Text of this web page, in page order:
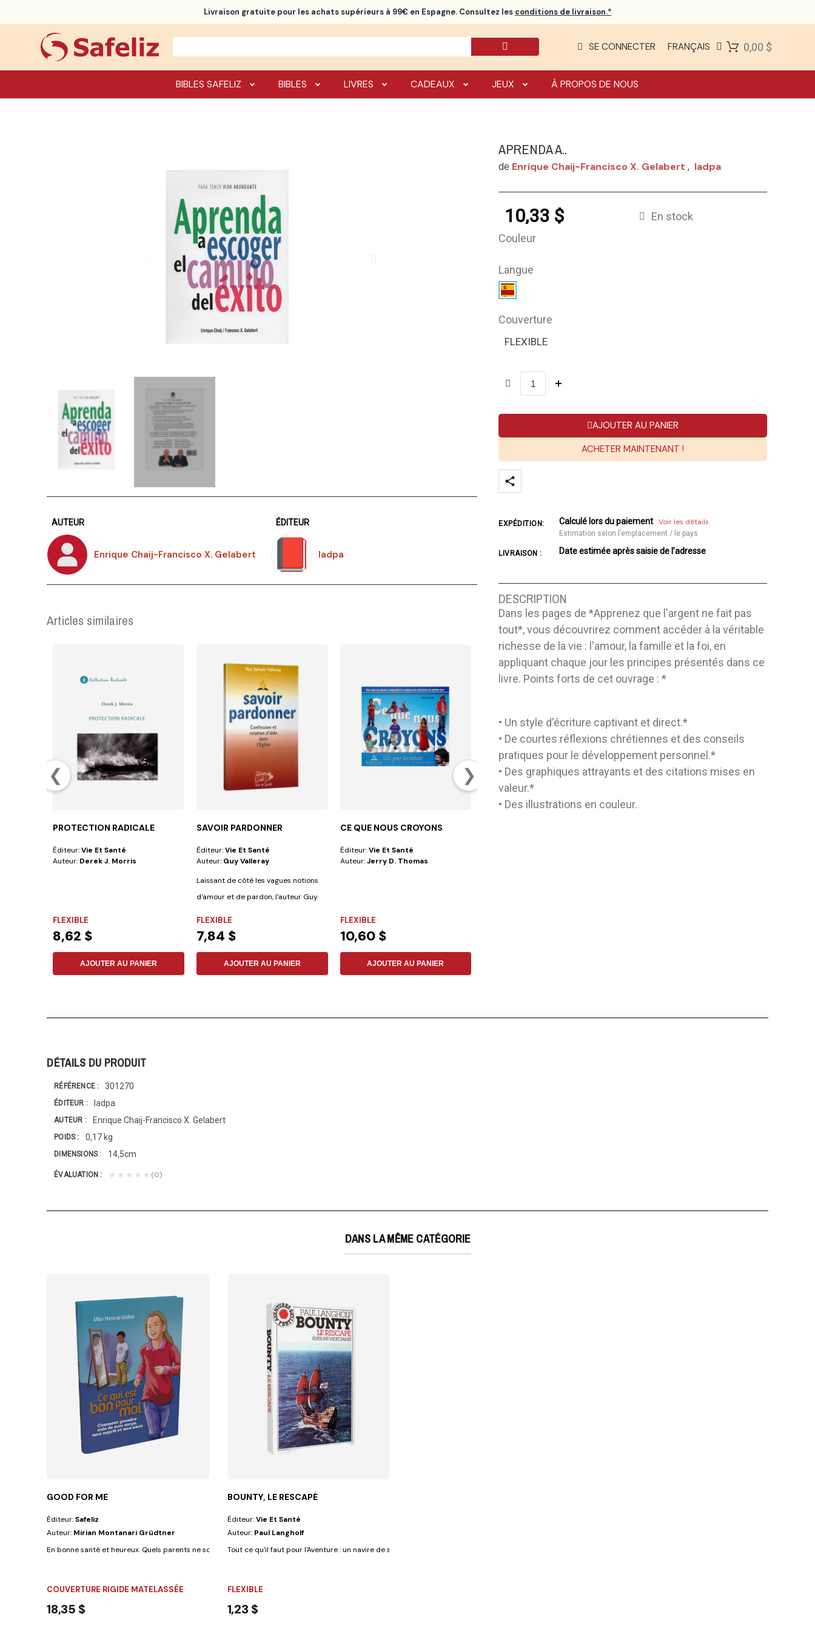
Livraison gratuitepour les achats supérieurs à 99€ en Espagne. Consultez les conditions de livraison.*
SE CONNECTER FRANÇAIS 0,00 $
BIBLES SAFELIZ BIBLES LIVRES CADEAUX JEUX À PROPOS DE NOUS
AUTEUR
Enrique Chaij-Francisco X. Gelabert
ÉDITEUR
Iadpa
Articles similaires
❮ ❯
PROTECTION RADICALE
Éditeur:Vie Et Santé
Auteur: Derek J. Morris
FLEXIBLE
8,62 $
AJOUTER AU PANIER
SAVOIR PARDONNER
Éditeur:Vie Et Santé
Auteur: Guy Valleray
Laissant de côté les vagues notions
d'amour et de pardon, l'auteur Guy
FLEXIBLE
7,84 $
AJOUTER AU PANIER
CE QUE NOUS CROYONS
Éditeur:Vie Et Santé
Auteur:Jerry D. Thomas
FLEXIBLE
10,60 $
AJOUTER AU PANIER
APRENDA A..
de Enrique Chaij-Francisco X. Gelabert , Iadpa
10,33 $
En stock
Couleur
Langue
Couverture
FLEXIBLE
AJOUTER AU PANIER
ACHETER MAINTENANT !
EXPÉDITION: Calculé lors du paiement Voir les détails
Estimation selon l’emplacement / le pays
LIVRAISON : Date estimée après saisie de l’adresse
DESCRIPTION
Dans les pages de *Apprenez que l'argent ne fait pas
tout*, vous découvrirez comment accéder à la véritable
richesse de la vie : l'amour, la famille et la foi, en
appliquant chaque jour les principes présentés dans ce
livre. Points forts de cet ouvrage : *
• Un style d'écriture captivant et direct.*
• De courtes réflexions chrétiennes et des conseils
pratiques pour le développement personnel.*
• Des graphiques attrayants et des citations mises en
valeur.*
• Des illustrations en couleur.
DÉTAILS DU PRODUIT
RÉFÉRENCE 301270
ÉDITEUR Iadpa
AUTEUR Enrique Chaij-Francisco X. Gelabert
POIDS 0,17 kg
DIMENSIONS 14,5cm
ÉVALUATION ★★★★★ (0)
DANS LA MÊME CATÉGORIE
GOOD FOR ME
Éditeur:Safeliz
Auteur: Mirian Montanari Grüdtner
En bonne santé et heureux. Quels parents ne souhaiteraient pas que leurs enfants...
COUVERTURE RIGIDE MATELASSÉE
18,35 $
BOUNTY, LE RESCAPÉ
Éditeur:Vie Et Santé
Auteur: Paul Langholf
Tout ce qu'il faut pour l'Aventure : un navire de sa Majesté le roi d'Angleterre à...
FLEXIBLE
1,23 $